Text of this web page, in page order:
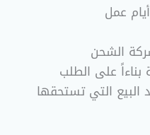
الشحن
على الطلب
التي تستحقها